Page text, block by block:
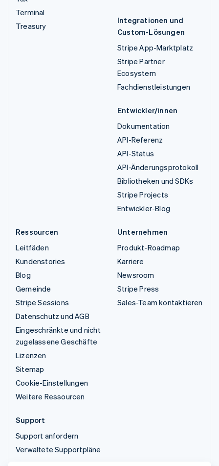
Terminal
Treasury
Integrationen und
Custom-Lösungen
Stripe App-Marktplatz
Stripe Partner
Ecosystem
Fachdienstleistungen
Entwickler/innen
Dokumentation
API-Referenz
API-Status
API-Änderungsprotokoll
Bibliotheken und SDKs
Stripe Projects
Entwickler-Blog
Ressourcen
Leitfäden
Kundenstories
Blog
Gemeinde
Stripe Sessions
Datenschutz und AGB
Eingeschränkte und nicht
zugelassene Geschäfte
Lizenzen
Sitemap
Cookie-Einstellungen
Weitere Ressourcen
Unternehmen
Produkt-Roadmap
Karriere
Newsroom
Stripe Press
Sales-Team kontaktieren
Support
Support anfordern
Verwaltete Supportpläne